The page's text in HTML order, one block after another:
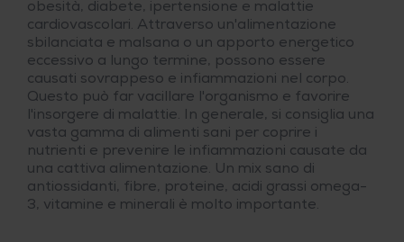
obesità, diabete, ipertensione e malattie
cardiovascolari. Attraverso un'alimentazione
sbilanciata e malsana o un apporto energetico
eccessivo a lungo termine, possono essere
causati sovrappeso e infiammazioni nel corpo.
Questo può far vacillare l'organismo e favorire
l'insorgere di malattie. In generale, si consiglia una
vasta gamma di alimenti sani per coprire i
nutrienti e prevenire le infiammazioni causate da
una cattiva alimentazione. Un mix sano di
antiossidanti, fibre, proteine, acidi grassi omega-
3, vitamine e minerali è molto importante.